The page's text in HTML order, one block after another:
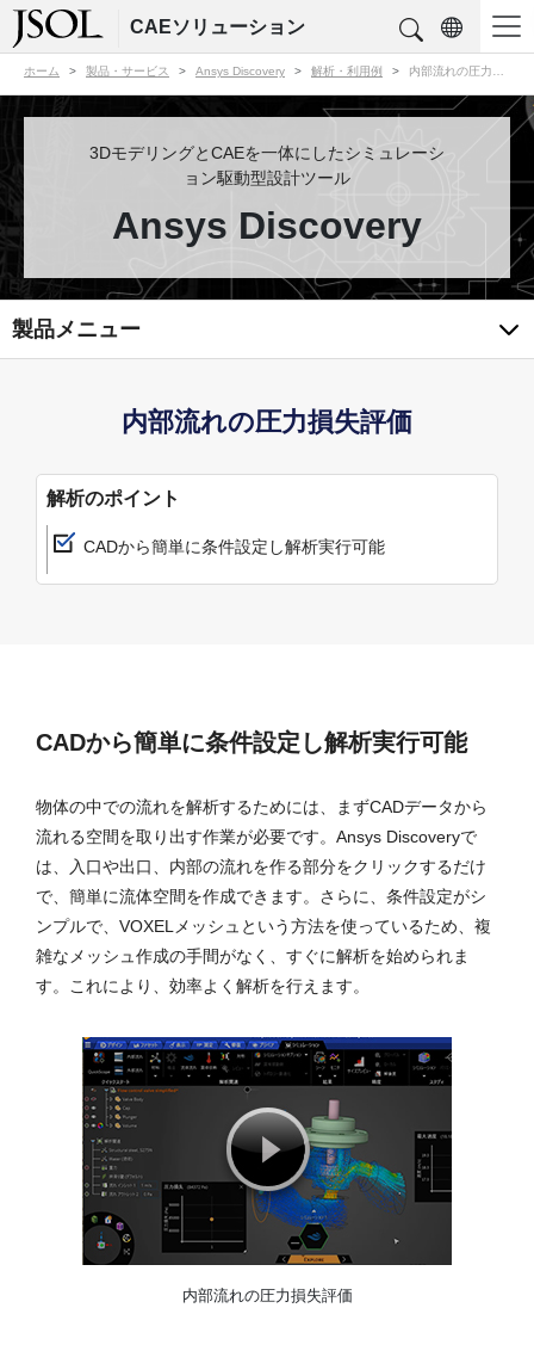
CAEソリューション
ホーム 製品・サービス Ansys Discovery 解析・利用例 内部流れの圧力損失評価
3DモデリングとCAEを一体にしたシミュレーシ
ョン駆動型設計ツール
Ansys Discovery
製品メニュー
内部流れの圧力損失評価
解析のポイント
CADから簡単に条件設定し解析実行可能
CADから簡単に条件設定し解析実行可能
物体の中での流れを解析するためには、まずCADデータから
流れる空間を取り出す作業が必要です。Ansys Discoveryで
は、入口や出口、内部の流れを作る部分をクリックするだけ
で、簡単に流体空間を作成できます。さらに、条件設定がシ
ンプルで、VOXELメッシュという方法を使っているため、複
雑なメッシュ作成の手間がなく、すぐに解析を始められま
す。これにより、効率よく解析を行えます。
内部流れの圧力損失評価